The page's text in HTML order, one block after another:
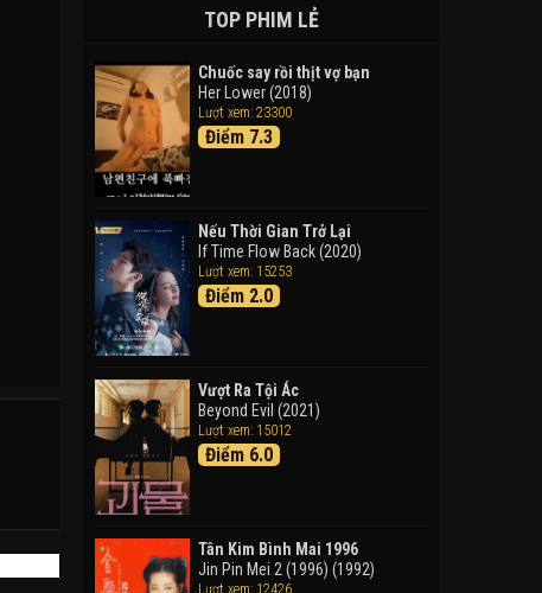
Takas (2024)
Thám Tử Lừng Danh Conan 26:
Tàu Ngầm Sắt Màu Đen
Detective Conan: Black Iron
Phiêu Lưu Vào Thế Giới Trong
Tranh
Doraemon the Movie: Nobita's
Art World Tales (2025)
Tháng Ngày Tươi Đẹp
TOP PHIM LẺ
Chuốc say rồi thịt vợ bạn
Her Lower (2018)
Lượt xem: 23300
Điểm 7.3
Nếu Thời Gian Trở Lại
If Time Flow Back (2020)
Lượt xem: 15253
Điểm 2.0
Vượt Ra Tội Ác
Beyond Evil (2021)
Lượt xem: 15012
Điểm 6.0
Tân Kim Bình Mai 1996
Jin Pin Mei 2 (1996) (1992)
Lượt xem: 12426